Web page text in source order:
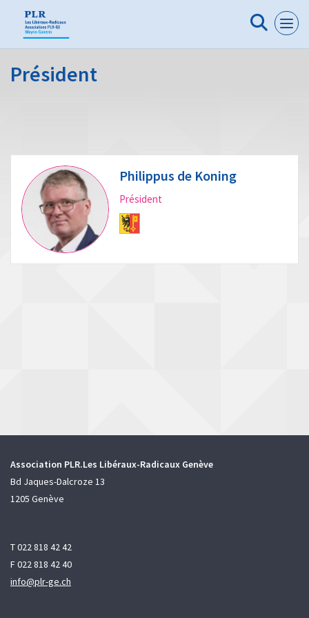
Président
Philippus de Koning
Président
Association PLR.Les Libéraux-Radicaux Genève
Bd Jaques-Dalcroze 13
1205 Genève
T 022 818 42 42
F 022 818 42 40
info@plr-ge.ch
Panneau de gestion des cookies